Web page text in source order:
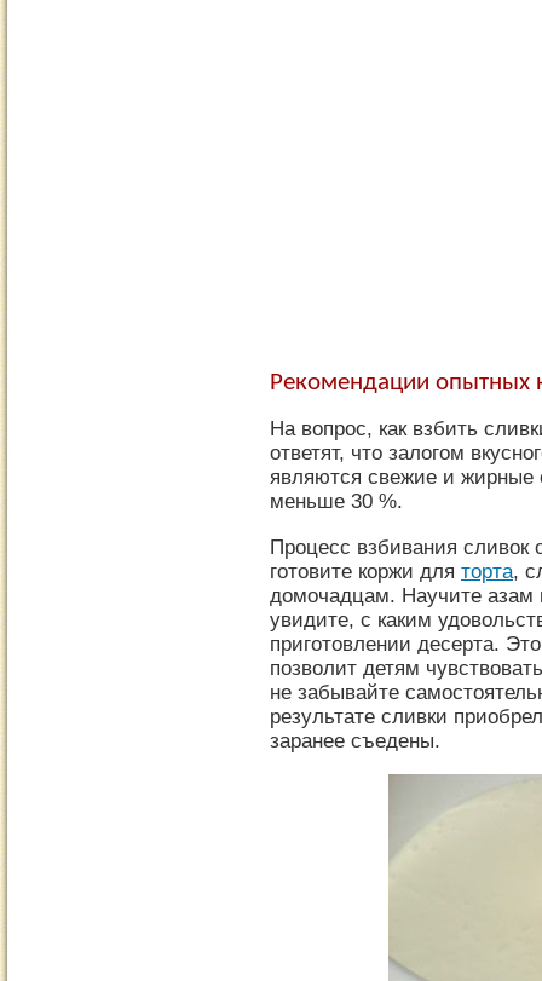
Рекомендации опытных
На вопрос, как взбить
ответят, что залогом
являются свежие и жирные
меньше 30 %.
Процесс взбивания сливок
готовите коржи для торта,
домочадцам. Научите азам
увидите, с каким
приготовлении десерта.
позволит детям
не забывайте
результате сливки
заранее съедены.